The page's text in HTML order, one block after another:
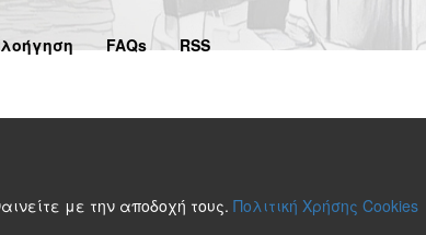
FAQs RSS
με την αποδοχή τους. Πολιτική Χρήσης Cookies